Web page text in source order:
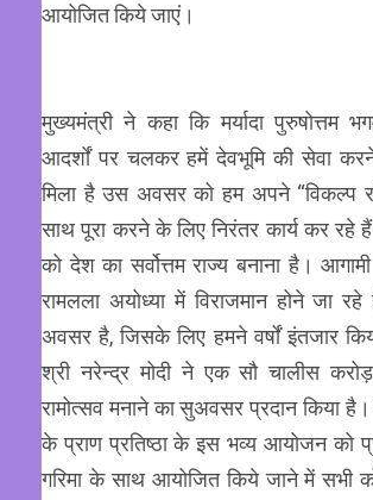
आयोजित किये जाएं।
मुख्यमंत्री ने कहा कि मर्यादा पुरुषोत्तम
आदर्शों पर चलकर हमें देवभूमि की सेवा
मिला है उस अवसर को हम अपने “विकल्प
साथ पूरा करने के लिए निरंतर कार्य कर रहे
को देश का सर्वोत्तम राज्य बनाना है।
रामलला अयोध्या में विराजमान होने जा
अवसर है, जिसके लिए हमने वर्षों इंतजार
श्री नरेन्द्र मोदी ने एक सौ चालीस
रामोत्सव मनाने का सुअवसर प्रदान किया है।
के प्राण प्रतिष्ठा के इस भव्य आयोजन को
गरिमा के साथ आयोजित किये जाने में सभी